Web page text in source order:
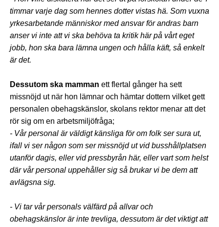
timmar varje dag som hennes dotter vistas hä. Som vuxna
yrkesarbetande människor med ansvar för andras barn
anser vi inte att vi ska behöva ta kritik här på vårt eget
jobb, hon ska bara lämna ungen och hålla käft, så enkelt
är det.
Dessutom ska mamman ett flertal gånger ha sett
missnöjd ut när hon lämnar och hämtar dottern vilket gett
personalen obehagskänslor, skolans rektor menar att det
rör sig om en arbetsmiljöfråga;
- Vår personal är väldigt känsliga för om folk ser sura ut,
ifall vi ser någon som ser missnöjd ut vid busshållplatsen
utanför dagis, eller vid pressbyrån här, eller vart som helst
där vår personal uppehåller sig så brukar vi be dem att
avlägsna sig.
- Vi tar vår personals välfärd på allvar och
obehagskänslor är inte trevliga, dessutom är det viktigt att